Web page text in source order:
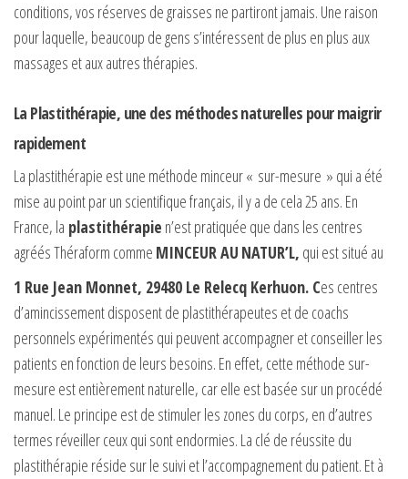
conditions, vos réserves de graisses ne partiront jamais. Une raison
pour laquelle, beaucoup de gens s’intéressent de plus en plus aux
massages et aux autres thérapies.
La Plastithérapie, une des méthodes naturelles pour maigrir
rapidement
La plastithérapie est une méthode minceur « sur-mesure » qui a été
mise au point par un scientifique français, il y a de cela 25 ans. En
France, la plastithérapie n’est pratiquée que dans les centres
agréés Théraform comme MINCEUR AU NATUR’L, qui est situé au
1 Rue Jean Monnet, 29480 Le Relecq Kerhuon. Ces centres
d’amincissement disposent de plastithérapeutes et de coachs
personnels expérimentés qui peuvent accompagner et conseiller les
patients en fonction de leurs besoins. En effet, cette méthode sur-
mesure est entièrement naturelle, car elle est basée sur un procédé
manuel. Le principe est de stimuler les zones du corps, en d’autres
termes réveiller ceux qui sont endormies. La clé de réussite du
plastithérapie réside sur le suivi et l’accompagnement du patient. Et à